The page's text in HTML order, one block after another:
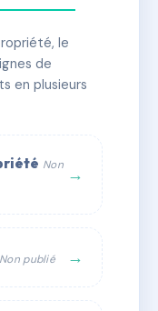
1 bâtiment(s)
le
de
en plusieurs
Non →
Non publié →